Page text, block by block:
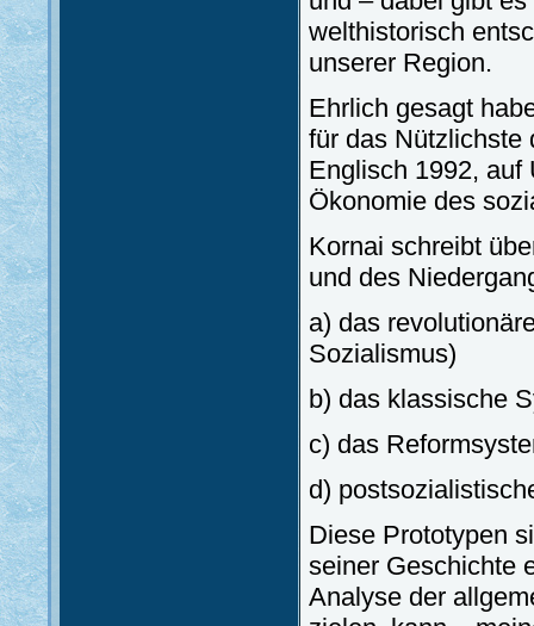
welthistorisch
unserer Region.
Ehrlich gesagt
für das Nützlichste
Englisch 1992, auf
Ökonomie des
Kornai schreibt
und des
a) das
Sozialismus)
b) das klassische
c) das
d)
Diese Prototypen
seiner Geschichte
Analyse der